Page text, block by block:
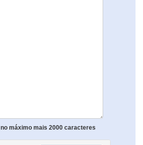
no máximo mais 2000 caracteres